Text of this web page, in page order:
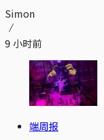
Simon
9 小时前
端周报